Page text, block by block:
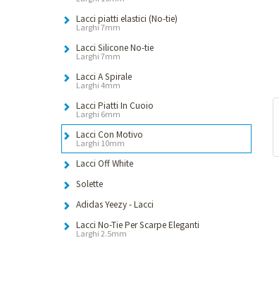
Lacci piatti elastici (No-tie)
Larghi 7mm
Lacci Silicone No-tie
Larghi 7mm
Lacci A Spirale
Larghi 4mm
Lacci Piatti In Cuoio
Larghi 6mm
Lacci Con Motivo
Larghi 10mm
Lacci Off White
Solette
Adidas Yeezy - Lacci
Lacci No-Tie Per Scarpe Eleganti
Larghi 2.5mm